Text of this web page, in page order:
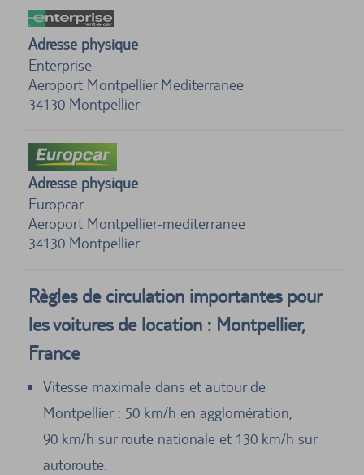
Adresse physique
Enterprise
Aeroport Montpellier Mediterranee
34130 Montpellier
Adresse physique
Europcar
Aeroport Montpellier-mediterranee
34130 Montpellier
Règles de circulation importantes pour
les voitures de location : Montpellier,
France
Vitesse maximale dans et autour de
Montpellier : 50 km/h en agglomération,
90 km/h sur route nationale et 130 km/h sur
autoroute.